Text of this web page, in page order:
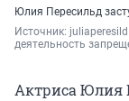
Юлия Пересильд
Источник:
деятельность
Актриса Юлия